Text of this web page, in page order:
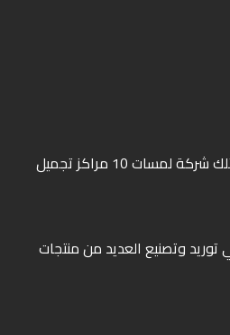
ﺗﻤﺘﻠﻚ ﺷﺮﻛﺔ ﻟﻤﺴﺎت 10 ﻣﺮاﻛﺰ ﺗﺠﻤﻴﻞ
وﺗﺼﻨﻴﻊ اﻟﻌﺪﻳﺪ ﻣﻦ ﻣﻨﺘﺠﺎت